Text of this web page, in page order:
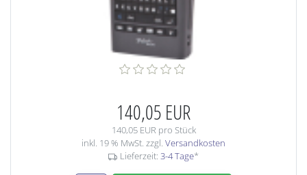
140,05 EUR
140,05 EUR pro Stück
inkl. 19 % MwSt. zzgl. Versandkosten
Lieferzeit: 3-4 Tage*